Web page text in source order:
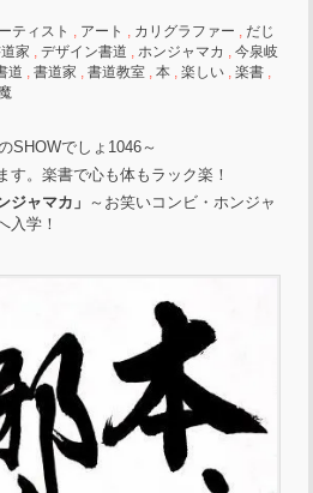
ティスト アート カリグラファー
だじ
家 ,デザイン書道 ホンジャマカ ,今泉岐
道 ,書道家 ,書道教室 ,本 ,楽しい ,楽書
SHOWでしょ1046～
す。楽書で心も体もラック楽！
ジャマカ」
～お笑いコンビ・ホンジャ
入学！